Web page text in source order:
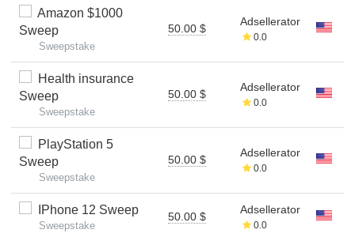
Amazon $1000
Sweep
Sweepstake
50.00 $
Adsellerator
0.0
Health insurance
Sweep
Sweepstake
50.00 $
Adsellerator
0.0
PlayStation 5
Sweep
Sweepstake
50.00 $
Adsellerator
0.0
IPhone 12 Sweep
Sweepstake
50.00 $
Adsellerator
0.0